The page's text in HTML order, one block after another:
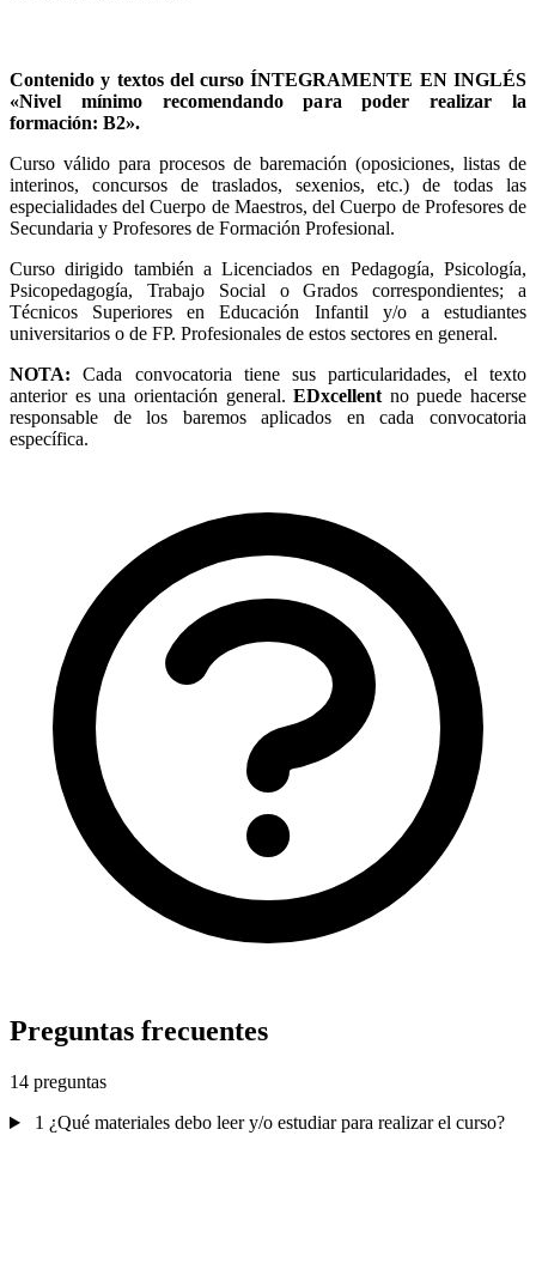
Contenido y textos del curso ÍNTEGRAMENTE EN INGLÉS
«Nivel mínimo recomendando para poder realizar la
formación: B2».
Curso válido para procesos de baremación (oposiciones, listas de
interinos, concursos de traslados, sexenios, etc.) de todas las
especialidades del Cuerpo de Maestros, del Cuerpo de Profesores de
Secundaria y Profesores de Formación Profesional.
Curso dirigido también a Licenciados en Pedagogía, Psicología,
Psicopedagogía, Trabajo Social o Grados correspondientes; a
Técnicos Superiores en Educación Infantil y/o a estudiantes
universitarios o de FP. Profesionales de estos sectores en general.
NOTA: Cada convocatoria tiene sus particularidades, el texto
anterior es una orientación general.EDxcellent no puede hacerse
responsable de los baremos aplicados en cada convocatoria
específica.
Preguntas frecuentes
14 preguntas
1 ¿Qué materiales debo leer y/o estudiar para realizar el curso?